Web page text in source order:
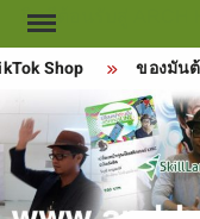
Skip
to
content
Shop ของมันต้